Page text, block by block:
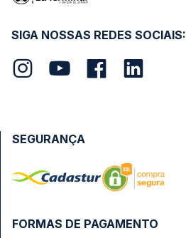
SIGA NOSSAS REDES SOCIAIS:
FORMAS DE PAGAMENTO
SEGURANÇA